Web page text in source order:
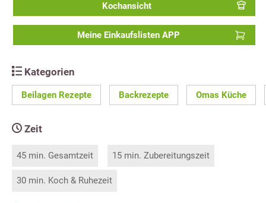
Kochansicht
Meine Einkaufslisten APP
Kategorien
Beilagen Rezepte Backrezepte Omas Küche
Zeit
45 min. Gesamtzeit 15 min. Zubereitungszeit
30 min. Koch & Ruhezeit